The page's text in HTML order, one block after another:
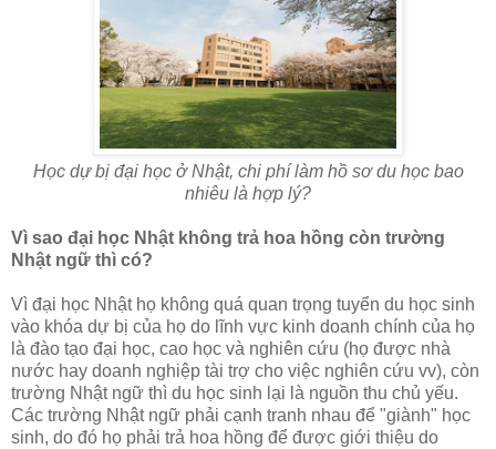
Học dự bị đại học ở Nhật, chi phí làm hồ sơ du học bao
nhiêu là hợp lý?
Vì sao đại học Nhật không trả hoa hồng còn trường
Nhật ngữ thì có?
Vì đại học Nhật họ không quá quan trọng tuyển du học sinh
vào khóa dự bị của họ do lĩnh vực kinh doanh chính của họ
là đào tạo đại học, cao học và nghiên cứu (họ được nhà
nước hay doanh nghiệp tài trợ cho việc nghiên cứu vv), còn
trường Nhật ngữ thì du học sinh lại là nguồn thu chủ yếu.
Các trường Nhật ngữ phải cạnh tranh nhau để "giành" học
sinh, do đó họ phải trả hoa hồng để được giới thiệu do